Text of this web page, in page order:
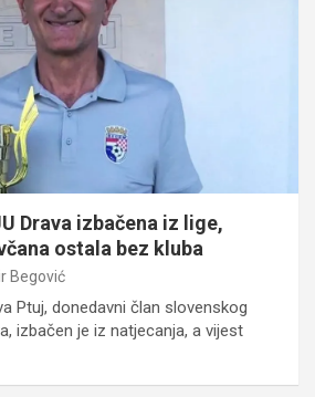
Drava izbačena iz lige,
ostala bez kluba
Begović
Ptuj, donedavni član slovenskog
izbačen je iz natjecanja, a vijest